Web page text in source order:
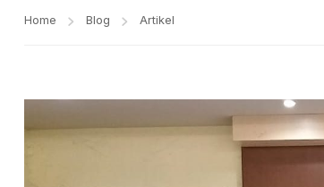
Home Blog Artikel